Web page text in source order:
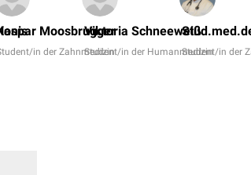
Moosbrugger
in der Zahnmedizin
Viktoria Schneeweiß
Student/in der HumanmedizinStudent/in der